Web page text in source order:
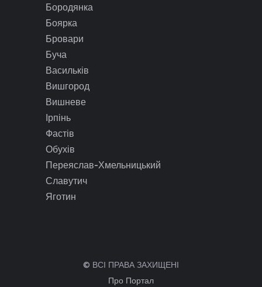
Бородянка
Боярка
Бровари
Буча
Васильків
Вишгород
Вишневе
Ірпінь
Фастів
Обухів
Переяслав-Хмельницький
Славутич
Яготин
© ВСІ ПРАВА ЗАХИЩЕНІ
Про Портал